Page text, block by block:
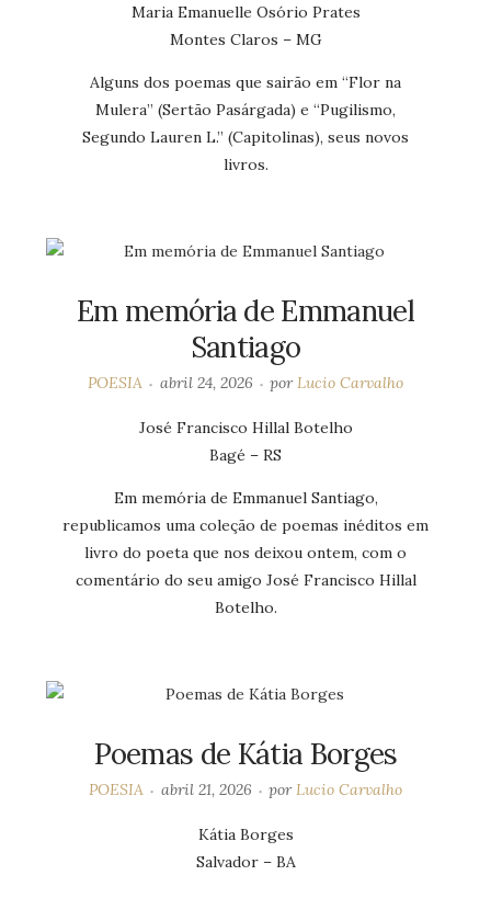
Maria Emanuelle Osório Prates
Montes Claros – MG
Alguns dos poemas que sairão em “Flor na
Mulera” (Sertão Pasárgada) e “Pugilismo,
Segundo Lauren L.” (Capitolinas), seus novos
livros.
Em memória de Emmanuel
Santiago
POESIA abril 24, 2026 porLucio Carvalho
José Francisco Hillal Botelho
Bagé – RS
Em memória de Emmanuel Santiago,
republicamos uma coleção de poemas inéditos em
livro do poeta que nos deixou ontem, com o
comentário do seu amigo José Francisco Hillal
Botelho.
Poemas de Kátia Borges
POESIA abril 21, 2026 porLucio Carvalho
Kátia Borges
Salvador – BA